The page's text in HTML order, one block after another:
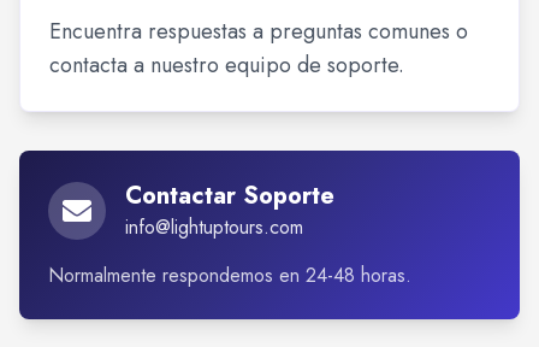
Encuentra respuestas a preguntas comunes o
contacta a nuestro equipo de soporte.
Contactar Soporte
info@lightuptours.com
Normalmente respondemos en 24-48 horas.